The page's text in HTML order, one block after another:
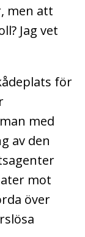
men att
Jag vet
för
med
av den
mot
över